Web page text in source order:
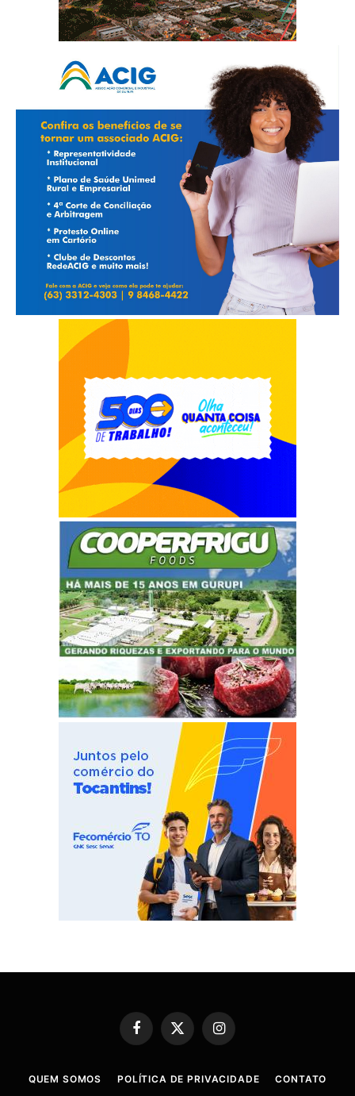
Facebook
X
(Twitter)
Instagram
QUEM SOMOS POLÍTICA DE PRIVACIDADE CONTATO